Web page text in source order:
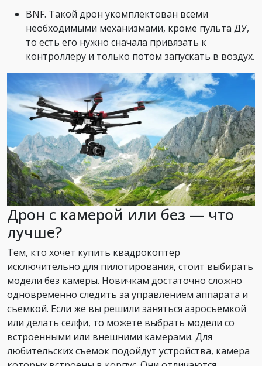
BNF. Такой дрон укомплектован всеми
необходимыми механизмами, кроме пульта ДУ,
то есть его нужно сначала привязать к
контроллеру и только потом запускать в воздух.
Дрон с камерой или без — что
лучше?
Тем, кто хочет купить квадрокоптер
исключительно для пилотирования, стоит выбирать
модели без камеры. Новичкам достаточно сложно
одновременно следить за управлением аппарата и
съемкой. Если же вы решили заняться аэросъемкой
или делать селфи, то можете выбрать модели со
встроенными или внешними камерами. Для
любительских съемок подойдут устройства, камера